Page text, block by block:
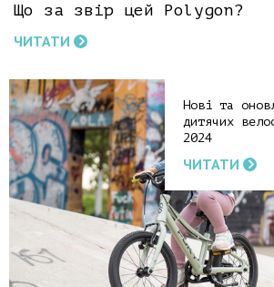
Що за звір цей Polygon?
ЧИТАТИ
Нові та
дитячих
2024
ЧИТАТИ